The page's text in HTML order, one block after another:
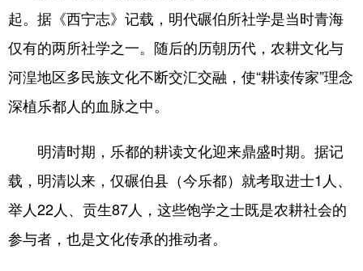
起。据《西宁志》记载，明代碾伯所社学是当时青海
仅有的两所社学之一。随后的历朝历代，农耕文化与
河湟地区多民族文化不断交汇交融，使“耕读传家”理念
深植乐都人的血脉之中。
明清时期，乐都的耕读文化迎来鼎盛时期。据记
载，明清以来，仅碾伯县（今乐都）就考取进士1人、
举人22人、贡生87人，这些饱学之士既是农耕社会的
参与者，也是文化传承的推动者。